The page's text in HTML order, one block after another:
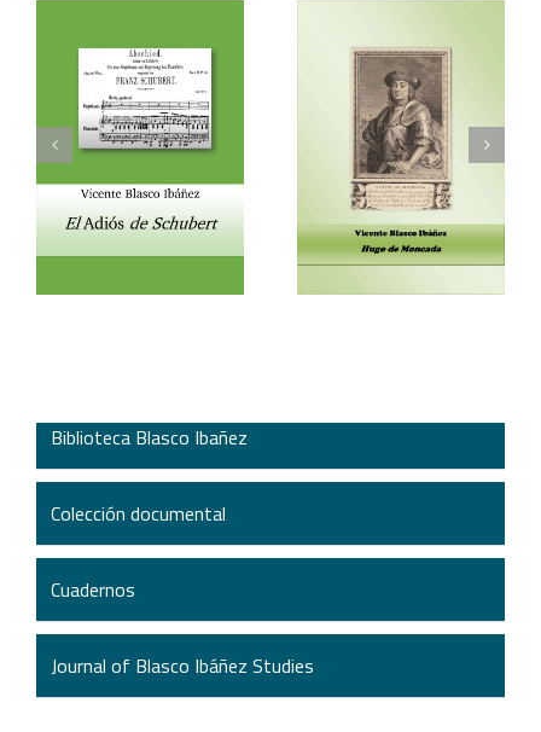
Vicente Blasco Ibáñez,
Hugo de Moncada
Aventura veneciana y
otros cuentos
Biblioteca Blasco Ibañez
Colección documental
Cuadernos
Journal of Blasco Ibáñez Studies